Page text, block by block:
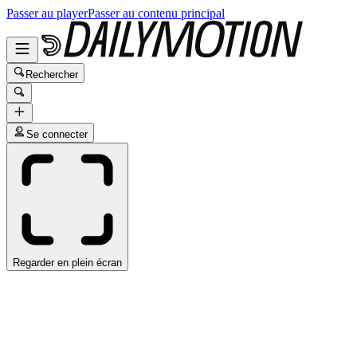
Passer au playerPasser au contenu principal
Rechercher
Se connecter
Regarder en plein écran